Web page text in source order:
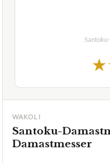
★
WAKOLI
Santoku-
Damastmesser